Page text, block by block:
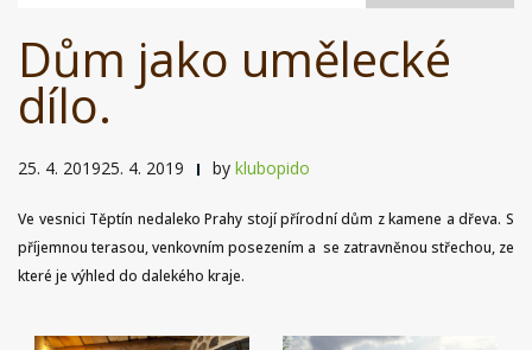
Dům jako umělecké
dílo.
25. 4. 201925. 4. 2019 by klubopido
Ve vesnici Těptín nedaleko Prahy stojí přírodní dům z kamene a dřeva. S
příjemnou terasou, venkovním posezením a se zatravněnou střechou, ze
které je výhled do dalekého kraje.